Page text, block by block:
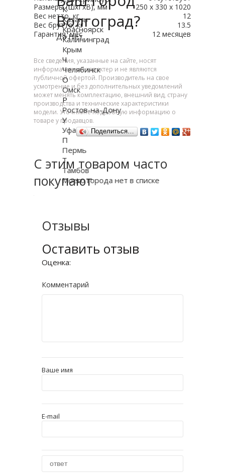
Размеры (ШхГхВ), мм
250 x 330 x 1020
Вес нетто, кг
12
Вес брутто, кг
13.5
Гарантия, мес
12 месяцев
Все сведения, указанные на сайте, носят
информативный характер и не являются
публичной офертой. Производитель на свое
усмотрение и без дополнительных уведомлений
может менять комплектацию, внешний вид, страну
производства и технические характеристики
модели. Уточняйте подробную информацию о
товаре у продавцов.
Поделиться…
С этим товаром часто
покупают
Отзывы
Оставить отзыв
Оценка:
Комментарий
Ваше имя
E-mail
Волгоград?
Да Нет
К
Казань
Красноярск
Калининград
Крым
Ч
Челябинск
О
Омск
Р
Ростов-на-Дону
У
Уфа
П
Пермь
Т
Тамбов
Моего города нет в списке